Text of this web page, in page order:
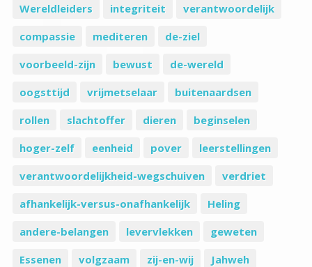
Wereldleiders
integriteit
verantwoordelijk
compassie
mediteren
de-ziel
voorbeeld-zijn
bewust
de-wereld
oogsttijd
vrijmetselaar
buitenaardsen
rollen
slachtoffer dieren
beginselen
hoger-zelf
eenheid pover
leerstellingen
verantwoordelijkheid-wegschuiven
verdriet
afhankelijk-versus-onafhankelijk
Heling
andere-belangen
levervlekken
geweten
Essenen
volgzaam zij-en-wij
Jahweh